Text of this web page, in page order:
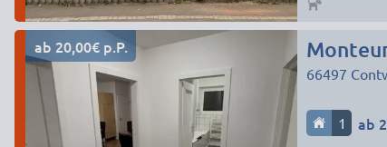
ab 20,00€ p.P.
66497
1 ab